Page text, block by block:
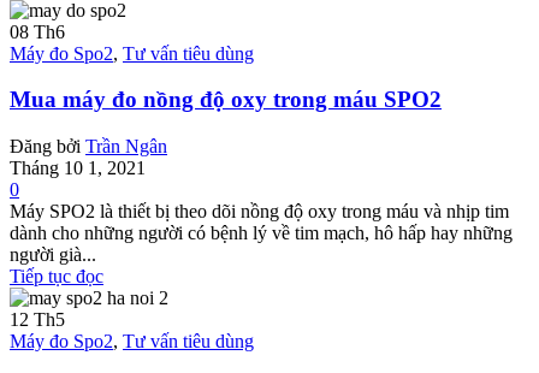
08 Th6
Máy đo Spo2, Tư vấn tiêu dùng
Mua máy đo nồng độ oxy trong máu SPO2
Đăng bởi Trần Ngân
Tháng 10 1, 2021
0
Máy SPO2 là thiết bị theo dõi nồng độ oxy trong máu và nhịp tim
dành cho những người có bệnh lý về tim mạch, hô hấp hay những
người già...
Tiếp tục đọc
12 Th5
Máy đo Spo2, Tư vấn tiêu dùng